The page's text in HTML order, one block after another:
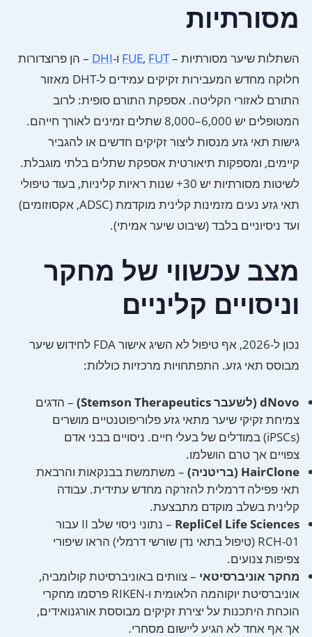
מסורתיות
השתלות שיער מסורתיות – FUE, FUT ו-DHI – הן פרוצדורות
חלוקה מחדש המעבירות זקיקים עמידים ל-DHT מאזור
התורם לאזורי הקליטה. אספקת התורם סופית: לרוב
המטופלים יש 6,000–8,000 שתלים זמינים לאורך חייהם.
גישות תאי גזע מנסות ליצור זקיקים חדשים או להגביר
קיימים, ומספקות תיאורטית אספקת שתלים בלתי מוגבלת.
לשיטות מסורתיות יש 30+ שנות ראיות קליניות, בעוד טיפולי
תאי גזע נעים מזמינות קלינית מוקדמת (ADSC, אקסוזומים)
ועד ניסיוניים בלבד (שיבוט שיער אמיתי).
מצב עכשווי של מחקר
וניסויים קליניים
נכון ל-2026, אף טיפול לא השיג אישור FDA לחידוש שיער
מבוסס תאי גזע. התפתחויות מרכזיות כוללות:
dNovo (לשעבר Stemson Therapeutics)
– הדגים
צמיחת זקיקי שיער מתאי גזע פלוריפוטנטיים מושרים
(iPSCs) במודלים של בעלי חיים. ניסויים בבני אדם
צפויים אך טרם הושלמו.
HairClone (בריטניה)
– משתמשת בבנקאות והרבאת
תאי פפילה דרמלית להזרקה מחדש עתידית. עבודה
קלינית בשלב מוקדם מתבצעת.
RepliCel Life Sciences
– נתוני ניסוי שלב II עבור
RCH-01 (טיפול בתאי נדן שורשי דרמלי) הראו שיפורי
צפיפות צנועים.
מחקר אוניברסיטאי – צוותים באוניברסיטת קולומביה,
אוניברסיטת יוקוהמה הלאומית ו-RIKEN פרסמו מחקרי
הוכחת היתכנות על יצירת זקיקים מבוססת אורגנואידים,
אך אף אחד לא הגיע ליישום מסחרי.